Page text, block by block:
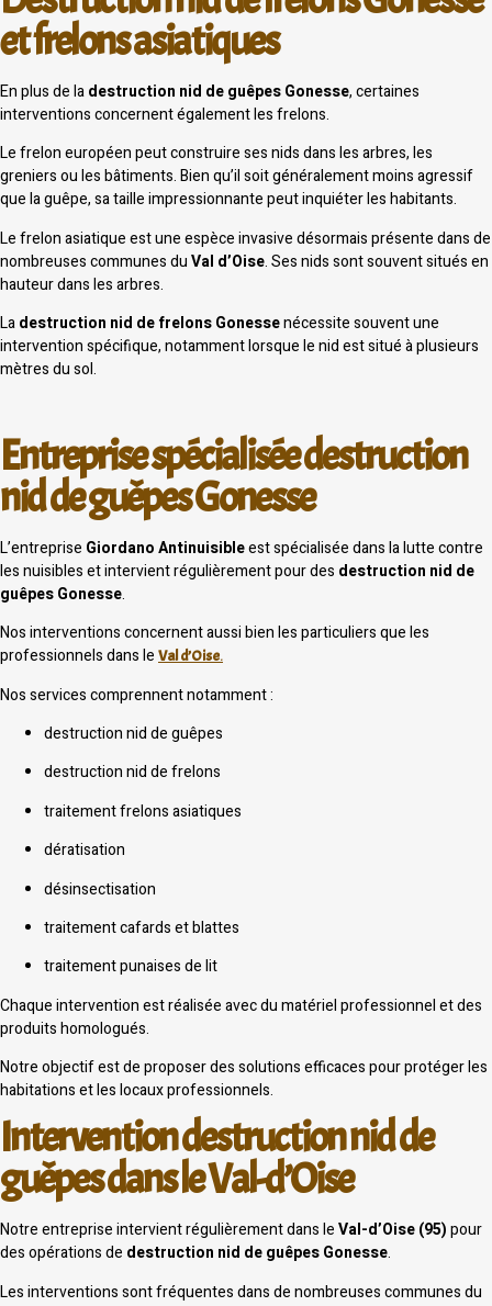
et frelons asiatiques
En plus de ladestruction nid de guêpes Gonesse, certaines
interventions concernent également les frelons.
Le frelon européen peut construire ses nids dans les arbres, les
greniers ou les bâtiments. Bien qu’il soit généralement moins agressif
que la guêpe, sa taille impressionnante peut inquiéter les habitants.
Le frelon asiatique est une espèce invasive désormais présente dans de
nombreuses communes duVal d’Oise. Ses nids sont souvent situés en
hauteur dans les arbres.
Ladestruction nid de frelons Gonessenécessite souvent une
intervention spécifique, notamment lorsque le nid est situé à plusieurs
mètres du sol.
Entreprise spécialisée destruction
nid de guêpes Gonesse
L’entreprise Giordano Antinuisibleest spécialisée dans la lutte contre
les nuisibles et intervient régulièrement pour des destruction nid de
guêpes Gonesse.
Nos interventions concernent aussi bien les particuliers que les
professionnels dans le Val d’Oise.
Nos services comprennent notamment :
destruction nid de guêpes
destruction nid de frelons
traitement frelons asiatiques
dératisation
désinsectisation
traitement cafards et blattes
traitement punaises de lit
Chaque intervention est réalisée avec du matériel professionnel et des
produits homologués.
Notre objectif est de proposer des solutions efficaces pour protéger les
habitations et les locaux professionnels.
Intervention destruction nid de
guêpes dans le Val-d’Oise
Notre entreprise intervient régulièrement dans leVal-d’Oise (95)pour
des opérations de destruction nid de guêpes Gonesse.
Les interventions sont fréquentes dans de nombreuses communes du